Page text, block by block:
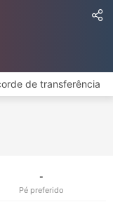
de transferência
-
Pé preferido